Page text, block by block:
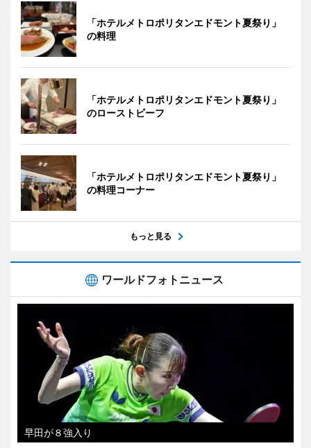
「ホテルメトロポリタンエドモント夏祭り」
の料理
「ホテルメトロポリタンエドモント夏祭り」
のローストビーフ
「ホテルメトロポリタンエドモント夏祭り」
の料理コーナー
もっと見る
ワールドフォトニュース
早田が８強入り